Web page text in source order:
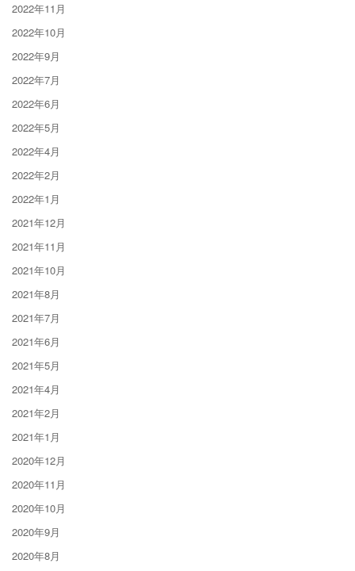
2022年11月
2022年10月
2022年9月
2022年7月
2022年6月
2022年5月
2022年4月
2022年2月
2022年1月
2021年12月
2021年11月
2021年10月
2021年8月
2021年7月
2021年6月
2021年5月
2021年4月
2021年2月
2021年1月
2020年12月
2020年11月
2020年10月
2020年9月
2020年8月